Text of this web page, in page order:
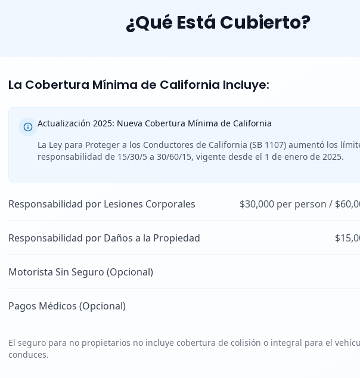
¿Qué Está Cubierto?
La Cobertura Mínima de California Incluye:
Actualización 2025: Nueva Cobertura Mínima de California
La Ley para Proteger a los Conductores de California (SB 1107) aumentó los
responsabilidad de 15/30/5 a 30/60/15, vigente desde el 1 de enero de 2025.
Responsabilidad por Lesiones Corporales $30,000 per person /
Responsabilidad por Daños a la Propiedad
Motorista Sin Seguro (Opcional)
Pagos Médicos (Opcional)
El seguro para no propietarios no incluye cobertura de colisión o integral para el
conduces.